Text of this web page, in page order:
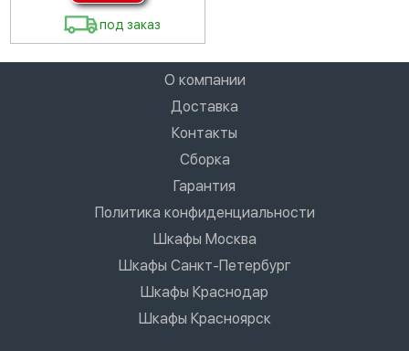
под заказ
О компании
Доставка
Контакты
Сборка
Гарантия
Политика конфиденциальности
Шкафы Москва
Шкафы Санкт-Петербург
Шкафы Краснодар
Шкафы Красноярск